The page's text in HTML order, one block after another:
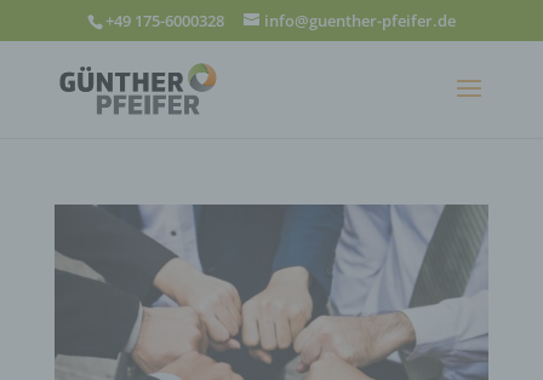
+49 175-6000328 info@guenther-pfeifer.de